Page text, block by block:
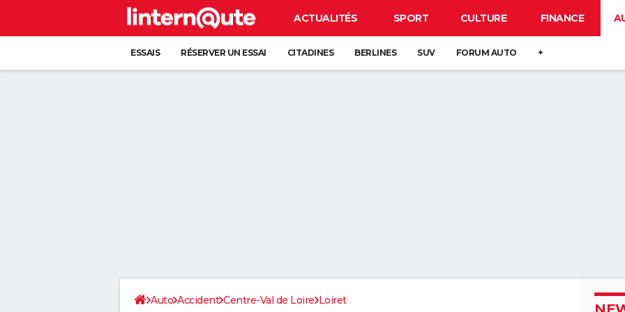
ACTUALITÉS SPORT CULTURE FINANCE
ESSAIS RÉSERVER UN ESSAI CITADINES BERLINES SUV FORUM AUTO +
Auto Accident Centre-Val de Loire Loiret